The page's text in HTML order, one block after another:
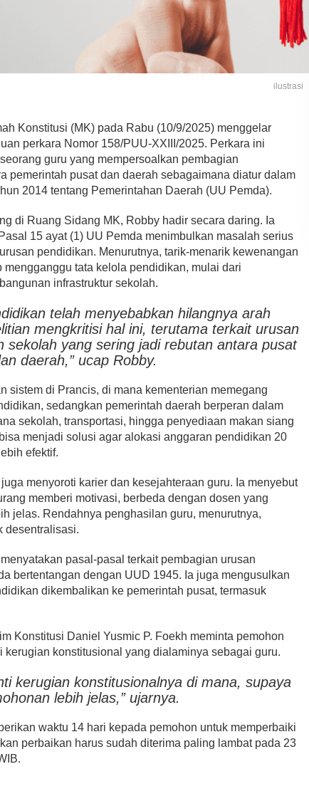
ilustrasi
Konstitusi (MK) pada Rabu (10/9/2025) menggelar
perkara Nomor 158/PUU-XXIII/2025. Perkara ini
guru yang mempersoalkan pembagian
pemerintah pusat dan daerah sebagaimana diatur dalam
2014 tentang Pemerintahan Daerah (UU Pemda).
di Ruang Sidang MK, Robby hadir secara daring. Ia
15 ayat (1) UU Pemda menimbulkan masalah serius
pendidikan. Menurutnya, tarik-menarik kewenangan
mengganggu tata kelola pendidikan, mulai dari
infrastruktur sekolah.
telah menyebabkan hilangnya arah
mengkritisi hal ini, terutama terkait urusan
sekolah yang sering jadi rebutan antara pusat
daerah,” ucap Robby.
sistem di Prancis, di mana kementerian memegang
sedangkan pemerintah daerah berperan dalam
sekolah, transportasi, hingga penyediaan makan siang
menjadi solusi agar alokasi anggaran pendidikan 20
efektif.
menyoroti karier dan kesejahteraan guru. Ia menyebut
memberi motivasi, berbeda dengan dosen yang
jelas. Rendahnya penghasilan guru, menurutnya,
desentralisasi.
pasal-pasal terkait pembagian urusan
bertentangan dengan UUD 1945. Ia juga mengusulkan
dikembalikan ke pemerintah pusat, termasuk
Konstitusi Daniel Yusmic P. Foekh meminta pemohon
kerugian konstitusional yang dialaminya sebagai guru.
kerugian konstitusionalnya di mana, supaya
lebih jelas,” ujarnya.
waktu 14 hari kepada pemohon untuk memperbaiki
perbaikan harus sudah diterima paling lambat pada 23